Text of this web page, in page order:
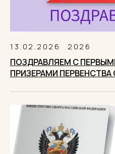
13.02.2026 2026
ПОЗДРАВЛЯЕМ С
ПРИЗЕРАМИ